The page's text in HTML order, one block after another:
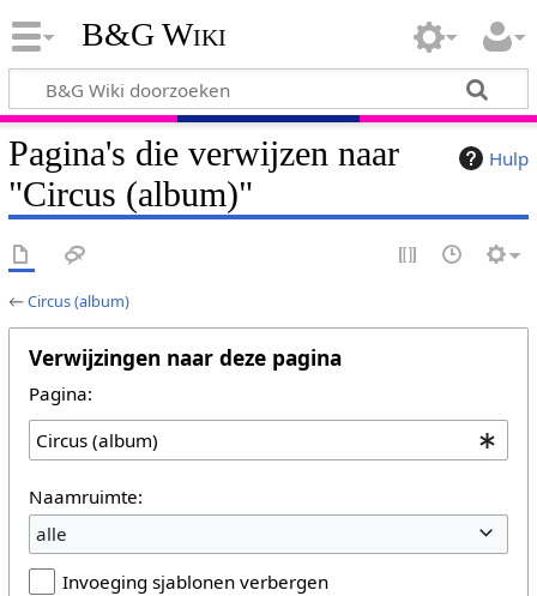
B&G Wiki
Hulp
Pagina's die verwijzen naar
"Circus (album)"
←Circus (album)
Verwijzingen naar deze pagina
Pagina:
Naamruimte:
alle
Invoeging sjablonen verbergen